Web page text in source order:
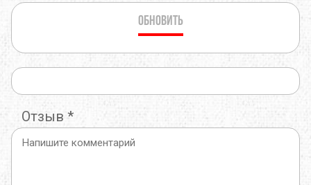
Обновить
Отзыв *